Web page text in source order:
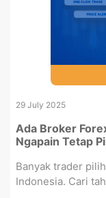
29 July 2025
Ada Broker
Ngapain Tetap
Banyak trader
Indonesia. Cari